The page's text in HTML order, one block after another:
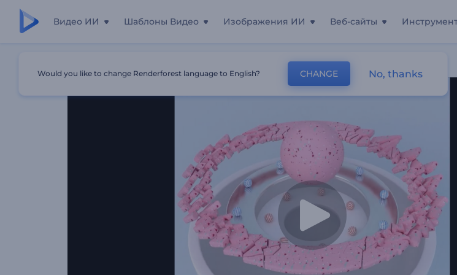
Видео ИИ Шаблоны Видео Изображения ИИ Веб-сайты
Анимация Лого: Раздробленная Сфера
Would you like to change Renderforest language to English? CHANGE No, thanks